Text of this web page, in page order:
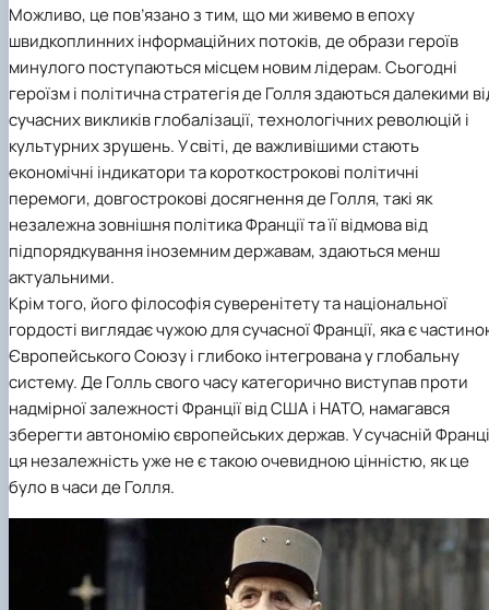
Можливо, це пов’язано з тим, що ми живемо в епоху
швидкоплинних інформаційних потоків, де образи героїв
минулого поступаються місцем новим лідерам. Сьогодні
героїзм і політична стратегія де Голля здаються далекими
сучасних викликів глобалізації, технологічних революцій і
культурних зрушень. У світі, де важливішими стають
економічні індикатори та короткострокові політичні
перемоги, довгострокові досягнення де Голля, такі як
незалежна зовнішня політика Франції та її відмова від
підпорядкування іноземним державам, здаються менш
актуальними.
Крім того, його філософія суверенітету та національної
гордості виглядає чужою для сучасної Франції, яка є
Європейського Союзу і глибоко інтегрована у глобальну
систему. Де Голль свого часу категорично виступав проти
надмірної залежності Франції від США і НАТО, намагався
зберегти автономію європейських держав. У сучасній
ця незалежність уже не є такою очевидною цінністю, як це
було в часи де Голля.